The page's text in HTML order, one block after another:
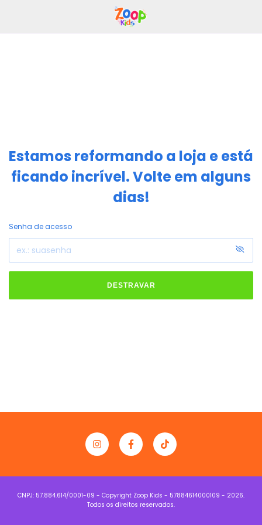
Estamos reformando a loja e está
ficando incrível. Volte em alguns
dias!
Senha de acesso
DESTRAVAR
Copyright Zoop Kids - 57884614000109 - 2026.
Todos os direitos reservados.